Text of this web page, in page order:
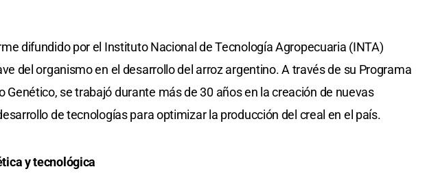
difundido por el Instituto Nacional de Tecnología Agropecuaria (INTA)
del organismo en el desarrollo del arroz argentino. A través de su Programa
Genético, se trabajó durante más de 30 años en la creación de nuevas
de tecnologías para optimizar la producción del creal en el país.
y tecnológica